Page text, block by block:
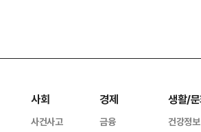
사회
사건사고
경제
금융
생활/
건강정보